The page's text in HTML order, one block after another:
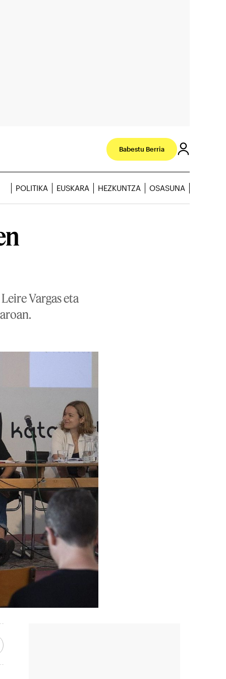
Babestu Berria
POLITIKA EUSKARA HEZKUNTZA OSASUNA
Vargas eta